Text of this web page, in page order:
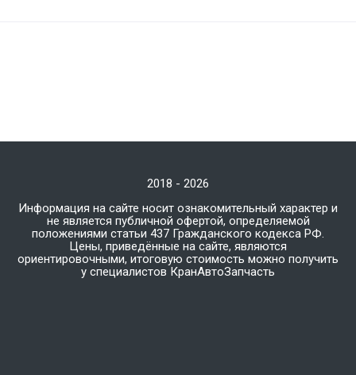
2018 - 2026
Информация на сайте носит ознакомительный характер и
не является публичной офертой, определяемой
положениями статьи 437 Гражданского кодекса РФ.
Цены, приведённые на сайте, являются
ориентировочными, итоговую стоимость можно получить
у специалистов КранАвтоЗапчасть